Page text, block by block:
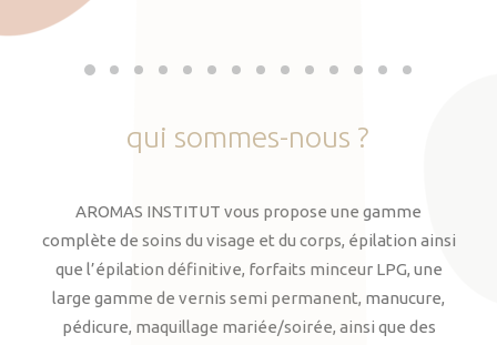
qui sommes-nous ?
AROMAS INSTITUT vous propose une gamme
complète de soins du visage et du corps, épilation ainsi
que l’épilation définitive, forfaits minceur LPG, une
large gamme de vernis semi permanent, manucure,
pédicure, maquillage mariée/soirée, ainsi que des